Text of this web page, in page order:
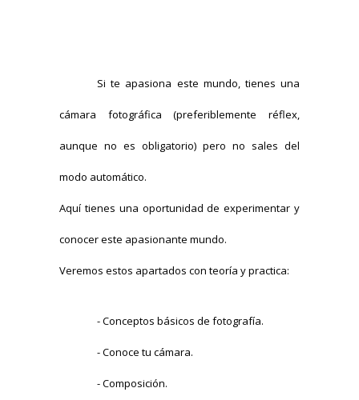
Si te apasiona este mundo, tienes una
cámara fotográfica (preferiblemente réflex,
aunque no es obligatorio) pero no sales del
modo automático.
Aquí tienes una oportunidad de experimentar y
conocer este apasionante mundo.
Veremos estos apartados con teoría y practica:
- Conceptos básicos de fotografía.
- Conoce tu cámara.
- Composición.